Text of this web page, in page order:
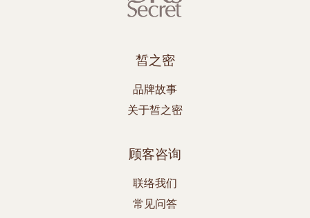
皙之密
品牌故事
关于皙之密
顾客咨询
联络我们
常见问答